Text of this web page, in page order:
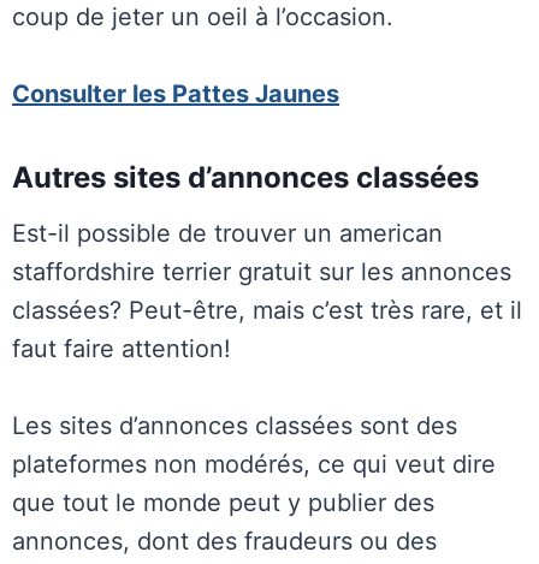
coup de jeter un oeil à l’occasion.
Consulter les Pattes Jaunes
Autres sites d’annonces classées
Est-il possible de trouver un american
staffordshire terrier gratuit sur les annonces
classées? Peut-être, mais c’est très rare, et il
faut faire attention!
Les sites d’annonces classées sont des
plateformes non modérés, ce qui veut dire
que tout le monde peut y publier des
annonces, dont des fraudeurs ou des